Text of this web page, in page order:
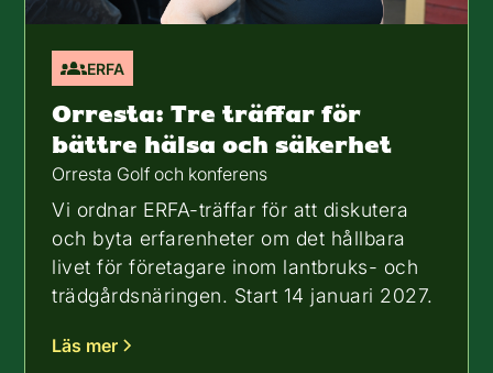
ERFA
Orresta: Tre träffar för
bättre hälsa och säkerhet
Orresta Golf och konferens
Vi ordnar ERFA-träffar för att diskutera
och byta erfarenheter om det hållbara
livet för företagare inom lantbruks- och
trädgårdsnäringen. Start 14 januari 2027.
Läs mer